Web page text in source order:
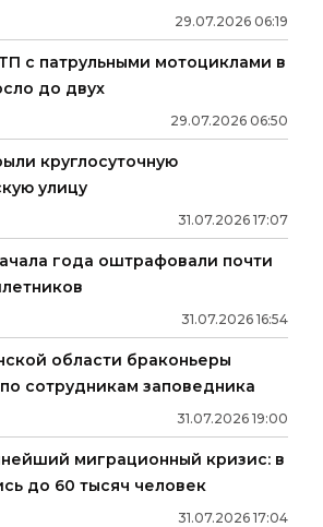
29.07.2026 06:19
с патрульными мотоциклами в
до двух
29.07.2026 06:50
круглосуточную
улицу
31.07.2026 17:07
года оштрафовали почти
31.07.2026 16:54
области браконьеры
сотрудникам заповедника
31.07.2026 19:00
миграционный кризис: в
до 60 тысяч человек
31.07.2026 17:04